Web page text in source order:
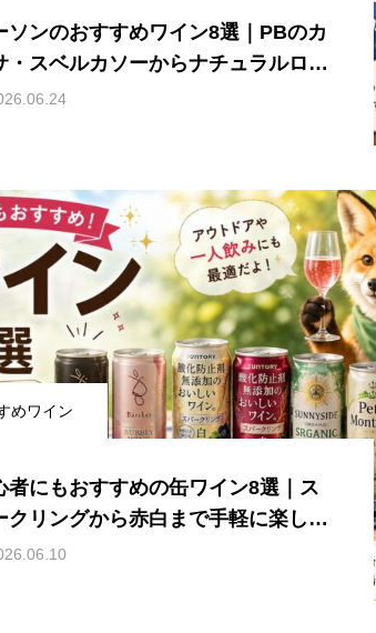
ソンのおすすめワイン8選｜PBのカ
・スベルカソーからナチュラルロー
商品まで紹介
めワイン
者にもおすすめの缶ワイン8選｜ス
クリングから赤白まで手軽に楽しめ
ワインを厳選